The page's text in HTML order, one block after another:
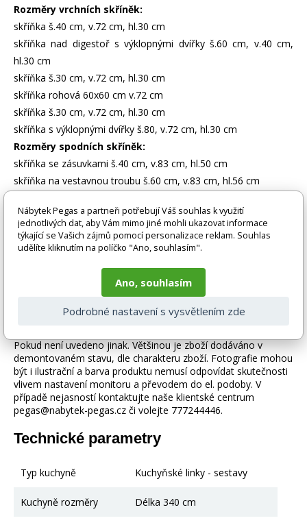
Rozměry vrchních skříněk:
skříňka š.40 cm, v.72 cm, hl.30 cm
skříňka nad digestoř s výklopnými dvířky š.60 cm, v.40 cm,
hl.30 cm
skříňka š.30 cm, v.72 cm, hl.30 cm
skříňka rohová 60x60 cm v.72 cm
skříňka š.30 cm, v.72 cm, hl.30 cm
skříňka s výklopnými dvířky š.80, v.72 cm, hl.30 cm
Rozměry spodních skříněk:
skříňka se zásuvkami š.40 cm, v.83 cm, hl.50 cm
skříňka na vestavnou troubu š.60 cm, v.83 cm, hl.56 cm
bez pracovní desky je 80x80 cm/ výška 83 cm, s pracovní
deskou je rozměr 90x90 cm. V případě zájmu o
dokoupení desky nad tuto skříňku, je potřeba objednat
dělenou desku 90 a 30 cm.
skříňka dřezová š.80 cm, v.83 cm, hl.50 cm
Zboží je dodáváno bez doplňků a dekorací (např. textilních
Pokud není uvedeno jinak. Většinou je zboží dodáváno v
demontovaném stavu, dle charakteru zboží. Fotografie mohou
být i ilustrační a barva produktu nemusí odpovídat skutečnosti
vlivem nastavení monitoru a převodem do el. podoby. V
případě nejasností kontaktujte naše klientské centrum
pegas@nabytek-pegas.cz či volejte 777244446.
Technické parametry
Typ kuchyně Kuchyňské linky - sestavy
Kuchyně rozměry Délka 340 cm
Nábytek Pegas a partneři potřebují Váš souhlas k využití
jednotlivých dat, aby Vám mimo jiné mohli ukazovat informace
týkající se Vašich zájmů pomocí personalizace reklam. Souhlas
udělíte kliknutím na políčko "Ano, souhlasím".
Ano, souhlasím
Podrobné nastavení s vysvětlením zde